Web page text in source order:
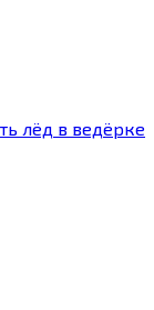
лёд в ведёрке